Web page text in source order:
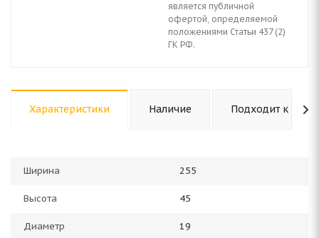
является публичной
офертой, определяемой
положениями Статьи 437 (2)
ГК РФ.
Характеристики Наличие Подходит к авто
Ширина 255
Высота 45
Диаметр 19